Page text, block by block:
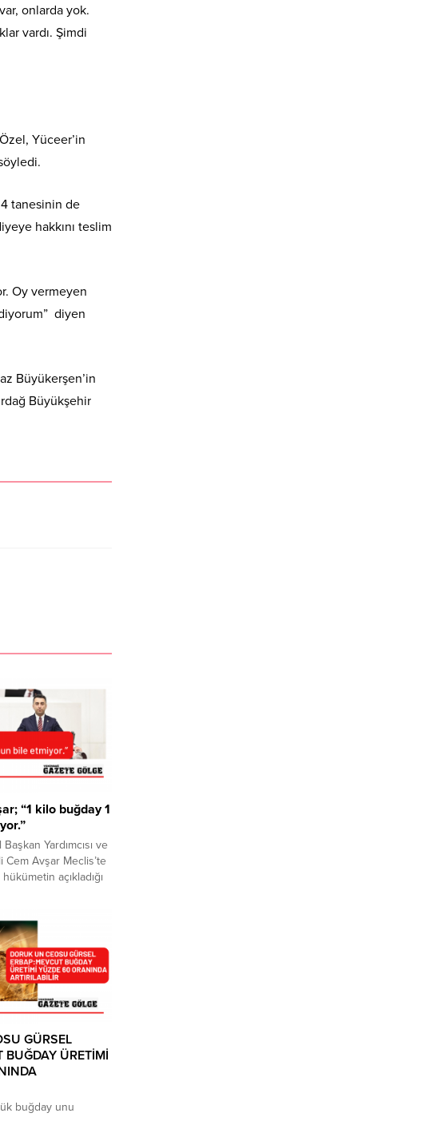
onlarda yok.
vardı. Şimdi
Yüceer’in
tanesinin de
hakkını teslim
Oy vermeyen
diyen
Büyükerşen’in
Büyükşehir
“1 kilo buğday 1
Yardımcısı ve
Cem Avşar Meclis’te
açıkladığı
söyledi ve
bu
davet etti. “Türkiye
buğdayın üretim
GÜRSEL
BUĞDAY ÜRETİMİ
buğday unu